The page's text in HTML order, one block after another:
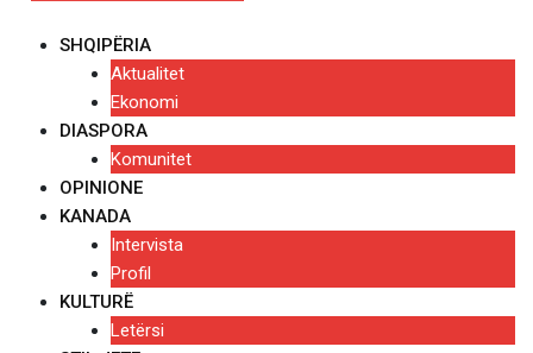
SHQIPËRIA
Aktualitet
Ekonomi
DIASPORA
Komunitet
OPINIONE
KANADA
Intervista
Profil
KULTURË
Letërsi